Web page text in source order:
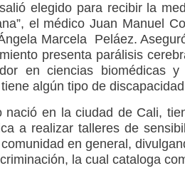
elegido para recibir la
el médico Juan Manuel
Marcela Peláez.
presenta parálisis
en ciencias biomédicas
algún tipo de
nació en la ciudad de Cali,
a realizar talleres de
en general,
la cual cataloga